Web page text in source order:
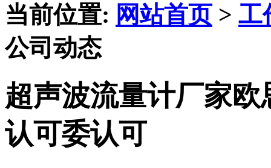
当前位置: 网站首页> 工
公司动态
超声波流量计厂家
认可委认可